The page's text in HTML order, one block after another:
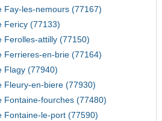
Fay-les-nemours (77167)
Fericy (77133)
Ferolles-attilly (77150)
Ferrieres-en-brie (77164)
Flagy (77940)
Fleury-en-biere (77930)
Fontaine-fourches (77480)
Fontaine-le-port (77590)